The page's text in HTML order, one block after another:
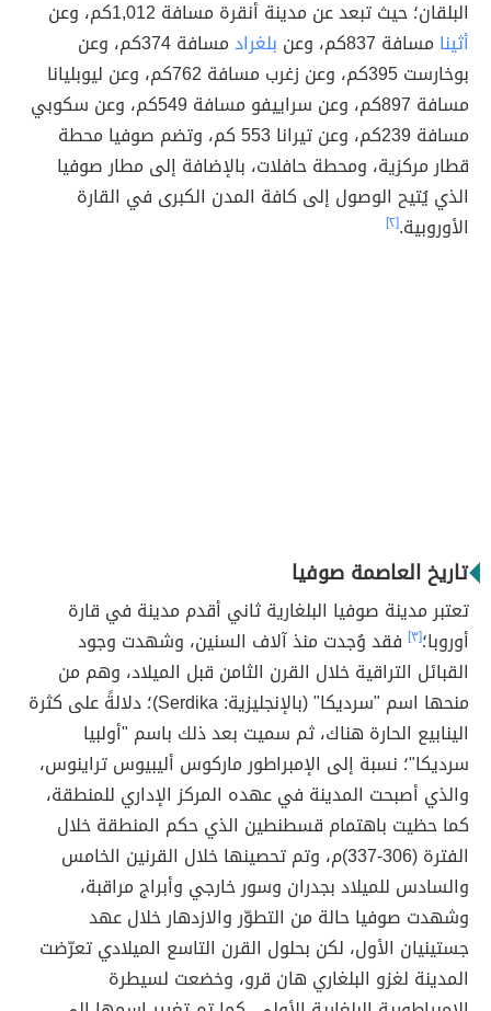
البلقان؛ حيث تبعد عن مدينة أنقرة مسافة 1,012كم، وعن
أثينا مسافة 837كم، وعن بلغراد
مسافة 374كم، وعن
بوخارست 395كم، وعن زغرب مسافة 762كم، وعن ليوبليانا
مسافة 897كم، وعن سراييفو مسافة 549كم، وعن سكوبي
مسافة 239كم، وعن تيرانا 553 كم، وتضم صوفيا محطة
قطار مركزية، ومحطة حافلات، بالإضافة إلى مطار صوفيا
الذي يُتيح الوصول إلى كافة المدن الكبرى في القارة
الأوروبية.[٢]
تاريخ العاصمة صوفيا
تعتبر مدينة صوفيا البلغارية ثاني أقدم مدينة في قارة
أوروبا؛[٣]
فقد وُجدت منذ آلاف السنين، وشهدت وجود
القبائل التراقية خلال القرن الثامن قبل الميلاد، وهم من
منحها اسم "سرديكا" (بالإنجليزية: Serdika)؛ دلالةً على كثرة
الينابيع الحارة هناك، ثم سميت بعد ذلك باسم "أولبيا
سرديكا"؛ نسبة إلى الإمبراطور ماركوس أليبيوس تراينوس،
والذي أصبحت المدينة في عهده المركز الإداري للمنطقة،
كما حظيت باهتمام قسطنطين الذي حكم المنطقة خلال
الفترة (306-337)م، وتم تحصينها خلال القرنين الخامس
والسادس للميلاد بجدران وسور خارجي وأبراج مراقبة،
وشهدت صوفيا حالة من التطوّر والازدهار خلال عهد
جستينيان الأول، لكن بحلول القرن التاسع الميلادي تعرّضت
المدينة لغزو البلغاري هان قرو، وخضعت لسيطرة